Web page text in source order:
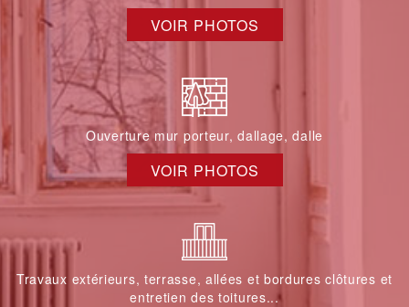
VOIR PHOTOS
Ouverture mur porteur, dallage, dalle
VOIR PHOTOS
Travaux extérieurs, terrasse, allées et bordures clôtures et
entretien des toitures...